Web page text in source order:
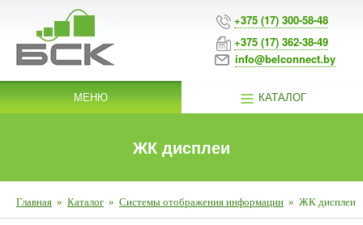
+375 (17) 300-58-48
+375 (17) 362-38-49
info@belconnect.by
МЕНЮ КАТАЛОГ
ЖК дисплеи
Главная » Каталог » Системы отображения информации » ЖК дисплеи